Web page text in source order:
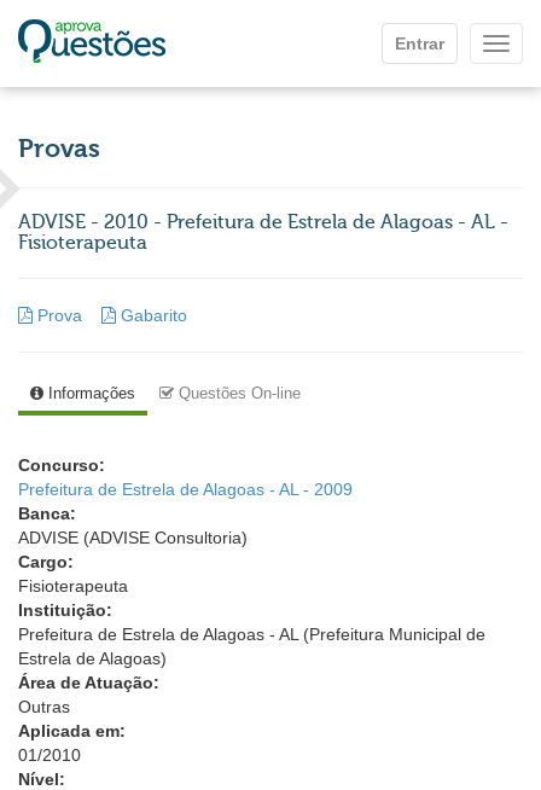
Entrar
Provas
ADVISE - 2010 - Prefeitura de Estrela de Alagoas - AL -
Fisioterapeuta
Prova Gabarito
Informações Questões On-line
Concurso:
Prefeitura de Estrela de Alagoas - AL - 2009
Banca:
ADVISE (ADVISE Consultoria)
Cargo:
Fisioterapeuta
Instituição:
Prefeitura de Estrela de Alagoas - AL (Prefeitura Municipal de
Estrela de Alagoas)
Área de Atuação:
Outras
Aplicada em:
01/2010
Nível: